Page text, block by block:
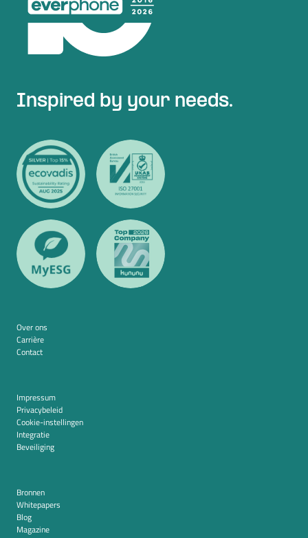
Inspired by your needs.
Over ons
Carrière
Contact
Impressum
Privacybeleid
Cookie-instellingen
Integratie
Beveiliging
Bronnen
Whitepapers
Blog
Magazine